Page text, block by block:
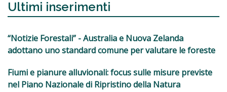
Ultimi inserimenti
“Notizie Forestali” - Australia e Nuova Zelanda
adottano uno standard comune per valutare le foreste
Fiumi e pianure alluvionali: focus sulle misure previste
nel Piano Nazionale di Ripristino della Natura